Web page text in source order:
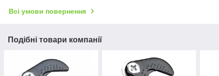
Всі умови повернення
Подібні товари компанії